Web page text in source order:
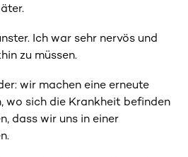
Ich war sehr nervös und
zu müssen.
wir machen eine erneute
wo sich die Krankheit befinden
dass wir uns in einer